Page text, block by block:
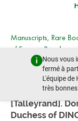
Nous vous
fermé à
L'équipe
très
Manuscripts, Rare
of Famous People
samedi 30 juin 2018 -
lot précédent
[Talleyrand].
Duchess of